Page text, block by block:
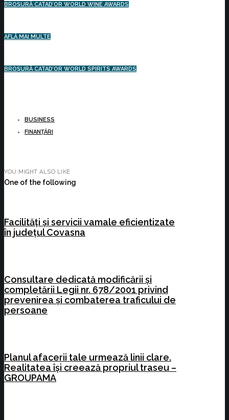
BROȘURĂ CATAD’OR WORLD WINE AWARDS
AFLĂ MAI MULTE
BROȘURĂ CATAD’OR WORLD SPIRITS AWARDS
BUSINESS
FINANȚĂRI
YOU MIGHT ALSO LIKE
One of the following
Facilități și servicii vamale eficientizate
în județul Covasna
Consultare dedicată modificării și
completării Legii nr. 678/2001 privind
prevenirea și combaterea traficului de
persoane
Planul afacerii tale urmează linii clare.
Realitatea își creează propriul traseu –
GROUPAMA